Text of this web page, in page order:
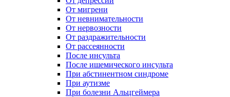
От мигрени
От невнимательности
От нервозности
От раздражительности
От рассеянности
После инсульта
После ишемического инсульта
При абстинентном синдроме
При аутизме
При болезни Альцгеймера